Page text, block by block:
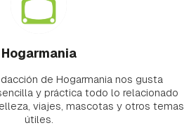
Hogarmania
de Hogarmania nos gusta
y práctica todo lo relacionado
viajes, mascotas y otros temas
útiles.